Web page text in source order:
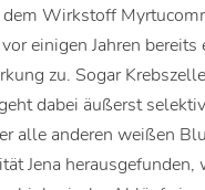
dem Wirkstoff
einigen Jahren
zu. Sogar
dabei äußerst
alle anderen weißen
Jena